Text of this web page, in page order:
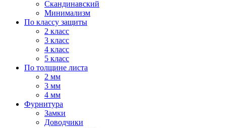
Скандинавский
Минимализм
По классу защиты
2 класс
3 класс
4 класс
5 класс
По толщине листа
2 мм
3 мм
4 мм
Фурнитура
Замки
Доводчики